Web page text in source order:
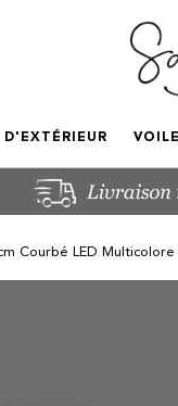
Courbé LED Multicolore